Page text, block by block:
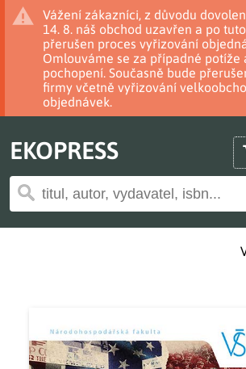
Vážení zákazníci, z důvodu
14. 8. náš obchod uzavřen a po
přerušen proces vyřizování
Omlouváme se za případné potíže
pochopení. Současně bude
firmy včetně vyřizování
objednávek.
EKOPRESS